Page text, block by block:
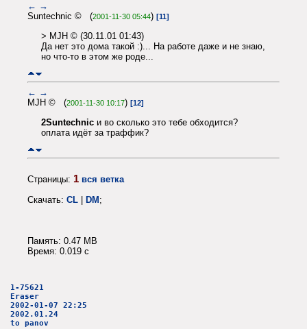
← →
Suntechnic © (2001-11-30 05:44) [11]
> MJH © (30.11.01 01:43)
Да нет это дома такой :)... На работе даже и не знаю,
но что-то в этом же роде...
← →
MJH © (2001-11-30 10:17) [12]
2Suntechnic и во сколько это тебе обходится?
оплата идёт за траффик?
Страницы: 1 вся ветка
Скачать: CL DM ;
Память: 0.47 MB
Время: 0.019 c
1-75621
Eraser
2002-01-07 22:25
2002.01.24
to panov